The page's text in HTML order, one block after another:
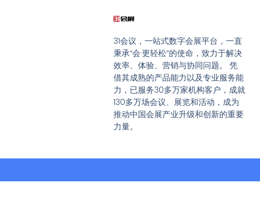
31会议，一站式数字会展平台，一直
秉承“会·更轻松”的使命，致力于解决
效率、体验、营销与协同问题。 凭
借其成熟的产品能力以及专业服务能
力，已服务30多万家机构客户，成就
130多万场会议、展览和活动，成为
推动中国会展产业升级和创新的重要
力量。